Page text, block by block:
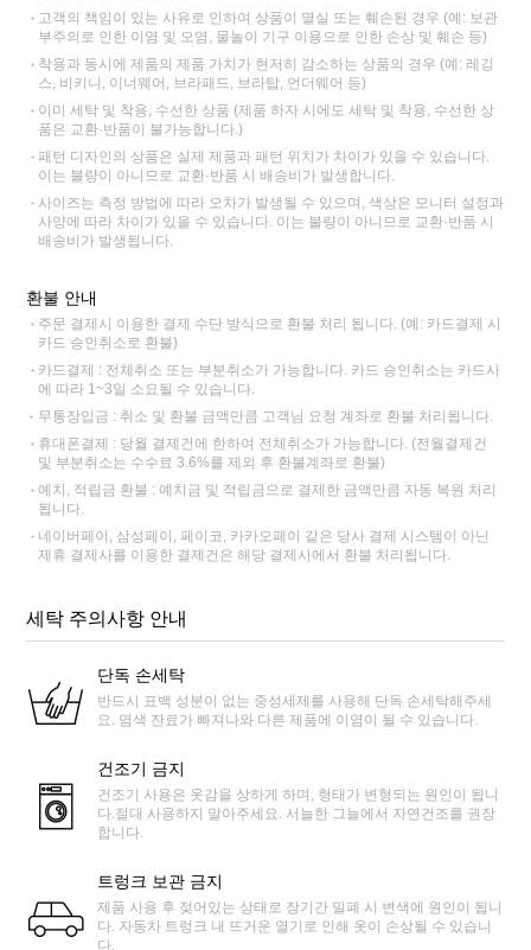
고객의 책임이 있는 사유로 인하여 상품이 멸실 또는 훼손된 경우 (예: 보관
부주의로 인한 이염 및 오염, 물놀이 기구 이용으로 인한 손상 및 훼손 등)
착용과 동시에 제품의 제품 가치가 현저히 감소하는 상품의 경우 (예: 레깅
스, 비키니, 이너웨어, 브라패드, 브라탑, 언더웨어 등)
이미 세탁 및 착용, 수선한 상품 (제품 하자 시에도 세탁 및 착용, 수선한 상
품은 교환·반품이 불가능합니다.)
패턴 디자인의 상품은 실제 제품과 패턴 위치가 차이가 있을 수 있습니다.
이는 불량이 아니므로 교환·반품 시 배송비가 발생합니다.
사이즈는 측정 방법에 따라 오차가 발생될 수 있으며, 색상은 모니터 설정과
사양에 따라 차이가 있을 수 있습니다. 이는 불량이 아니므로 교환·반품 시
배송비가 발생됩니다.
환불 안내
주문 결제시 이용한 결제 수단 방식으로 환불 처리 됩니다. (예: 카드결제 시
카드 승인취소로 환불)
카드결제 : 전체취소 또는 부분취소가 가능합니다. 카드 승인취소는 카드사
에 따라 1~3일 소요될 수 있습니다.
무통장입금 : 취소 및 환불 금액만큼 고객님 요청 계좌로 환불 처리됩니다.
휴대폰결제 : 당월 결제건에 한하여 전체취소가 가능합니다. (전월결제건
및 부분취소는 수수료 3.6%를 제외 후 환불계좌로 환불)
예치, 적립금 환불 : 예치금 및 적립금으로 결제한 금액만큼 자동 복원 처리
됩니다.
네이버페이, 삼성페이, 페이코, 카카오페이 같은 당사 결제 시스템이 아닌
제휴 결제사를 이용한 결제건은 해당 결제사에서 환불 처리됩니다.
세탁 주의사항 안내
단독 손세탁
반드시 표백 성분이 없는 중성세제를 사용해 단독 손세탁해주세
요. 염색 잔료가 빠져나와 다른 제품에 이염이 될 수 있습니다.
건조기 금지
건조기 사용은 옷감을 상하게 하며, 형태가 변형되는 원인이 됩니
다.절대 사용하지 말아주세요. 서늘한 그늘에서 자연건조를 권장
합니다.
트렁크 보관 금지
제품 사용 후 젖어있는 상태로 장기간 밀폐 시 변색에 원인이 됩니
다. 자동차 트렁크 내 뜨거운 열기로 인해 옷이 손상될 수 있습니
다.